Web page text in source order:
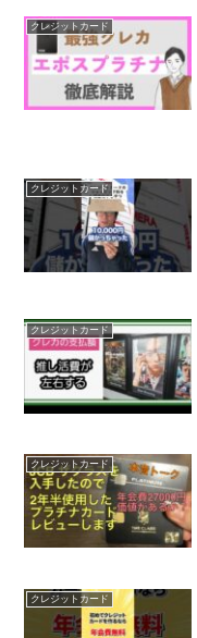
クレジットカード
クレジットカード
クレジットカード
クレジットカード
クレジットカード